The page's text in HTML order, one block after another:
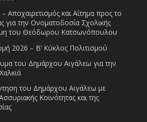
Αποχαιρετισμός και Αίτημα προς το
για την Ονοματοδοσία Σχολικής
του Θεόδωρου Κατσωνόπουλου
2026 – Β’ Κύκλος Πολιτισμού
του Δημάρχου Αιγάλεω για την
του Δημάρχου Αιγάλεω με
Κοινότητας και της